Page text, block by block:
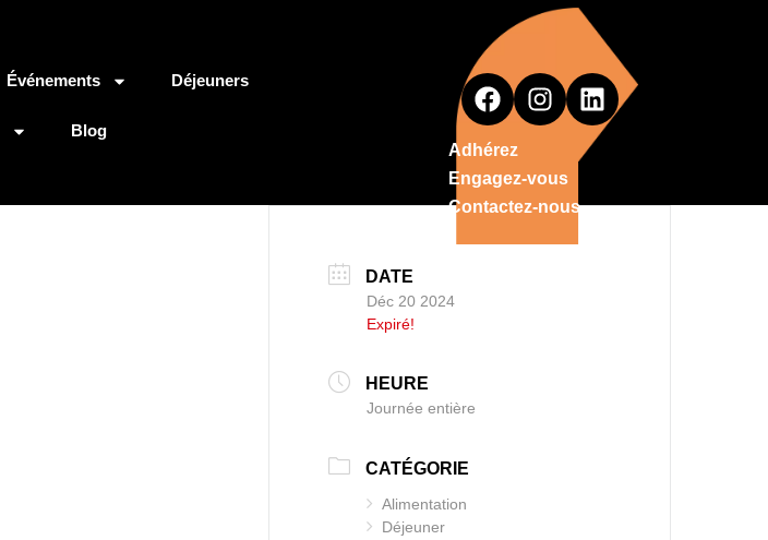
Événements Déjeuners
Blog
Adhérez
Engagez-vous
Contactez-nous
DATE
Déc 20 2024
Expiré!
HEURE
Journée entière
CATÉGORIE
Alimentation
Déjeuner